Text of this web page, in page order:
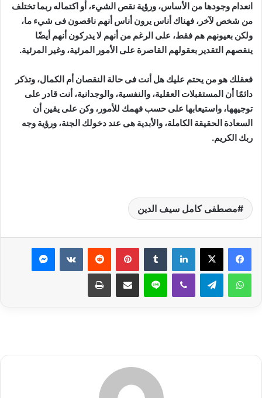
انعدام وجودها من الأساس، ورؤية نقص الشيء، أو اكتماله ربما تختلف
من شخص لآخر، فهناك أناس يرون أناس أنهم ناقصون فى شيء ما،
ولكن بعيونهم هم فقط، على الرغم من أنهم لا يدركون أنهم أيضًا
ينقصهم التقدير بعقولهم القاصرة على الأمور المرئية، وغير المرئية.
فعقلك هو من يحتم عليك هل أنت فى حالة النقصان أم الكمال، وتذكر
دائمًا أن المستقبلات العقلية، والنفسية، والوجدانية، أنت قادر على
توجيهها، واستيعابها على حسب فهمك للأمور، وكن على يقين أن
السعادة الحقيقة الكاملة، والأبدية هى عند دخولك الجنة، ورؤية وجه
ربك الكريم.
مصطفى كامل سيف الدين
لينكدإن بينتيريست ماسنجر
واتساب تيلقرام ڤايبر لاين مشاركة عبر البريد طباعة